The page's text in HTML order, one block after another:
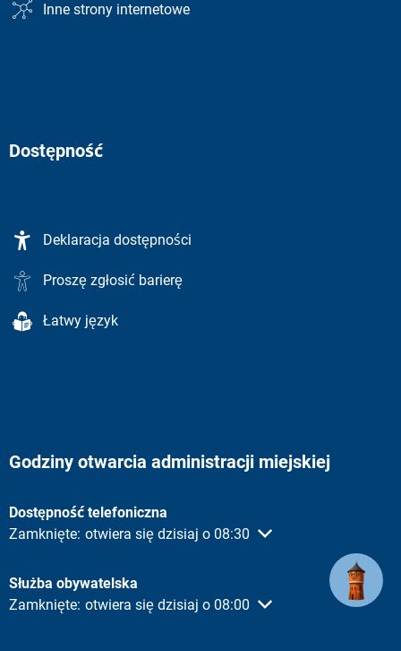
Inne strony internetowe
Dostępność
Deklaracja dostępności
Proszę zgłosić barierę
Łatwy język
Godziny otwarcia administracji miejskiej
Dostępność telefoniczna
Proszę kliknąć, aby ukryć inne godziny otwarcia lub
Zamknięte: otwiera się dzisiaj o 08:30
Służba obywatelska
Proszę kliknąć, aby ukryć inne godziny otwarcia lub
Zamknięte: otwiera się dzisiaj o 08:00